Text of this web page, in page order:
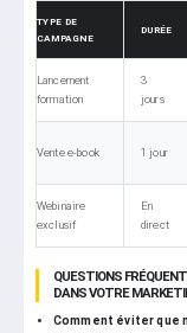
TYPE DE
CAMPAGNE
DURÉE
Lancement
formation
3
jours
Vente e-book 1 jour
Webinaire
exclusif
En
direct
QUESTIONS
DANS VOTRE
Comment éviter que